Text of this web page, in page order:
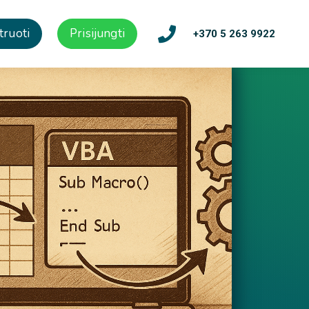
Prisijungti +370 5 263 9922